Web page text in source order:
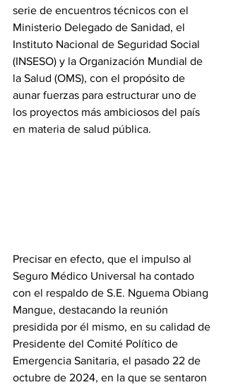
serie de encuentros técnicos con el
Ministerio Delegado de Sanidad, el
Instituto Nacional de Seguridad Social
(INSESO) y la Organización Mundial de
la Salud (OMS), con el propósito de
aunar fuerzas para estructurar uno de
los proyectos más ambiciosos del país
en materia de salud pública.
Precisar en efecto, que el impulso al
Seguro Médico Universal ha contado
con el respaldo de S.E. Nguema Obiang
Mangue, destacando la reunión
presidida por él mismo, en su calidad de
Presidente del Comité Político de
Emergencia Sanitaria, el pasado 22 de
octubre de 2024, en la que se sentaron